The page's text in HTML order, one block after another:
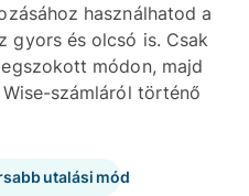
használhatod a
gyors és olcsó is. Csak
módon, majd
számláról történő
utalási mód